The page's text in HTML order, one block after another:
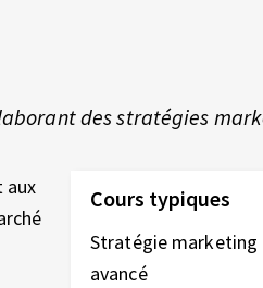
des stratégies
aux
Cours typiques
Stratégie marketing
avancé